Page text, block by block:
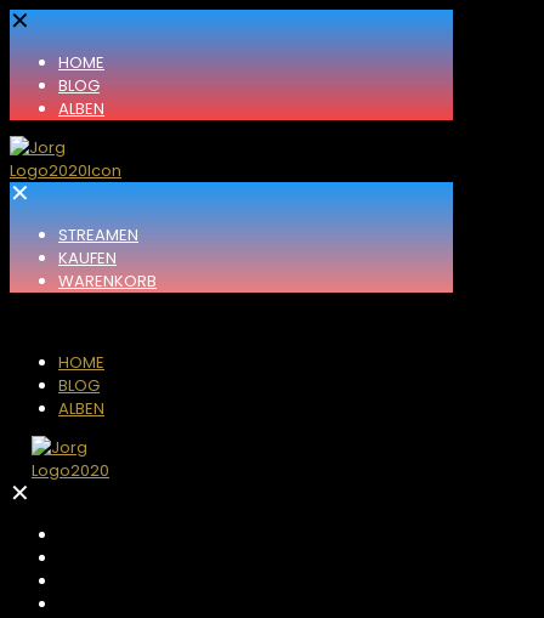
✕
HOME
BLOG
ALBEN
✕
STREAMEN
KAUFEN
WARENKORB
HOME
BLOG
ALBEN
✕